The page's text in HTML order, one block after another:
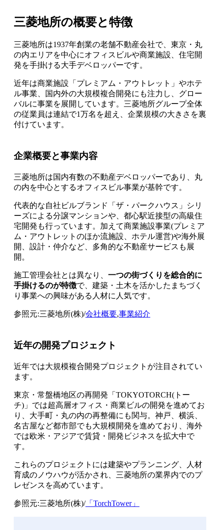
三菱地所の概要と特徴
三菱地所は1937年創業の老舗不動産会社で、東京・丸
の内エリアを中心にオフィスビルや商業施設、住宅開
発を手掛ける大手デベロッパーです。
近年は商業施設「プレミアム・アウトレット」やホテ
ル事業、国内外の大規模複合開発にも注力し、グロー
バルに事業を展開しています。三菱地所グループ全体
の従業員は連結で1万名を超え、企業規模の大きさを裏
付けています。
企業概要と事業内容
三菱地所は国内有数の不動産デベロッパーであり、丸
の内を中心とするオフィスビル事業が基幹です。
代表的な自社ビルブランド「ザ・パークハウス」シリ
ーズによる分譲マンションや、都心駅近接型の高級住
宅開発も行っています。加えて商業施設事業(プレミア
ム・アウトレットのほか流施設、ホテル運営)や海外展
開、設計・仲介など、多角的な不動産サービスも展
開。
施工管理会社とは異なり、 一つの街づくりを総合的に
手掛けるのが特徴で、建築・土木を活かしたまちづく
り事業への興味がある人材に人気です。
参照元:三菱地所(株)/会社概要,事業紹介
近年の開発プロジェクト
近年では大規模複合開発プロジェクトが注目されてい
ます。
東京・常盤橋地区の再開発「TOKYOTORCH(トー
チ)」では超高層オフィス・商業ビルの開発を進めてお
り、大手町・丸の内の再整備にも関与。神戸、横浜、
名古屋など都市部でも大規模開発を進めており、海外
では欧米・アジアで賃貸・開発ビジネスを拡大中で
す。
これらのプロジェクトには建築やプランニング、人材
育成のノウハウが活かされ、三菱地所の業界内でのプ
レゼンスを高めています。
参照元:三菱地所(株)/「TorchTower」